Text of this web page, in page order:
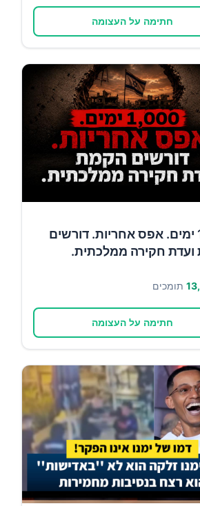
חתימה על העצומה
1,000 ימים. אפס אחריות. דורשים
חקירה ממלכתית.
תומכים
חתימה על העצומה